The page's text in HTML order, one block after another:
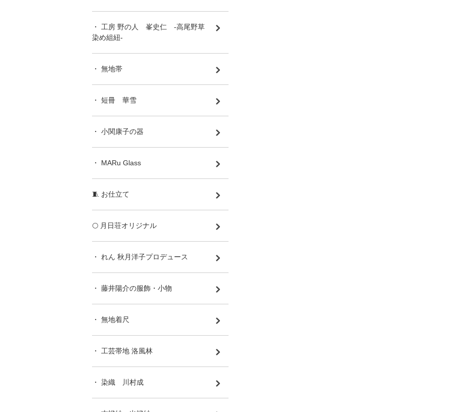
・ 工房 野の人 峯史仁 -高尾野草
染め組紐-
・ 無地帯
・ 短冊 華雪
・ 小関康子の器
・ MARu Glass
🧵 お仕立て
🌕 月日荘オリジナル
・ れん 秋月洋子プロデュース
・ 藤井陽介の服飾・小物
・ 無地着尺
・ 工芸帯地 洛風林
・ 染織 川村成